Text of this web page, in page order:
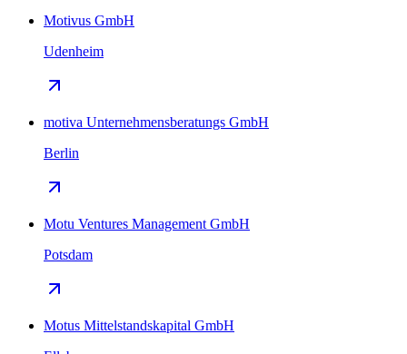
Motivus GmbH
Udenheim
motiva Unternehmensberatungs GmbH
Berlin
Motu Ventures Management GmbH
Potsdam
Motus Mittelstandskapital GmbH